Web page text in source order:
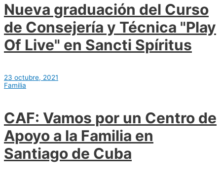
Nueva graduación del Curso
de Consejería y Técnica "Play
Of Live" en Sancti Spíritus
23 octubre, 2021
Familia
CAF: Vamos por un Centro de
Apoyo a la Familia en
Santiago de Cuba